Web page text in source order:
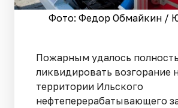
Фото: Федор Обмайкин /
Пожарным удалось
ликвидировать возгорание
территории Ильского
нефтеперерабатывающего